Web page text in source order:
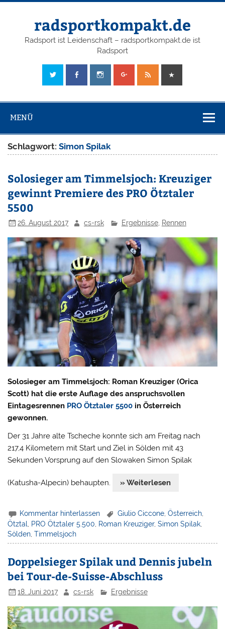
radsportkompakt.de
Radsport ist Leidenschaft – radsportkompakt.de ist
Radsport
MENÜ
Schlagwort:Simon Spilak
Solosieger am Timmelsjoch: Kreuziger
gewinnt Premiere des PRO Ötztaler
5500
26. August 2017 cs-rsk Ergebnisse, Rennen
Solosieger am Timmelsjoch: Roman Kreuziger (Orica
Scott) hat die erste Auflage des anspruchsvollen
Eintagesrennen PRO Ötztaler 5500 in Österreich
gewonnen.
Der 31 Jahre alte Tscheche konnte sich am Freitag nach
217,4 Kilometern mit Start und Ziel in Sölden mit 43
Sekunden Vorsprung auf den Slowaken Simon Spilak
(Katusha-Alpecin) behaupten. » Weiterlesen
Kommentar hinterlassen Giulio Ciccone ,Österreich
Ötztal
PRO Ötztaler 5.500 Roman Kreuziger,Simon Spilak
Sölden ,Timmelsjoch
Doppelsieger Spilak und Dennis jubeln
bei Tour-de-Suisse-Abschluss
18. Juni 2017 cs-rsk Ergebnisse